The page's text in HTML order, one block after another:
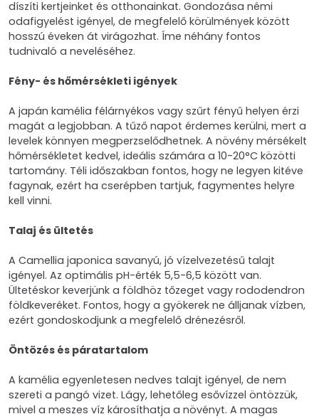
díszíti kertjeinket és otthonainkat. Gondozása némi
odafigyelést igényel, de megfelelő körülmények között
hosszú éveken át virágozhat. Íme néhány fontos
tudnivaló a neveléséhez.
Fény- és hőmérsékleti igények
A japán kamélia félárnyékos vagy szűrt fényű helyen érzi
magát a legjobban. A tűző napot érdemes kerülni, mert a
levelek könnyen megperzselődhetnek. A növény mérsékelt
hőmérsékletet kedvel, ideális számára a 10-20°C közötti
tartomány. Téli időszakban fontos, hogy ne legyen kitéve
fagynak, ezért ha cserépben tartjuk, fagymentes helyre
kell vinni.
Talaj és ültetés
A Camellia japonica savanyú, jó vízelvezetésű talajt
igényel. Az optimális pH-érték 5,5-6,5 között van.
Ültetéskor keverjünk a földhöz tőzeget vagy rododendron
földkeveréket. Fontos, hogy a gyökerek ne álljanak vízben,
ezért gondoskodjunk a megfelelő drénezésről.
Öntözés és páratartalom
A kamélia egyenletesen nedves talajt igényel, de nem
szereti a pangó vizet. Lágy, lehetőleg esővízzel öntözzük,
mivel a meszes víz károsíthatja a növényt. A magas